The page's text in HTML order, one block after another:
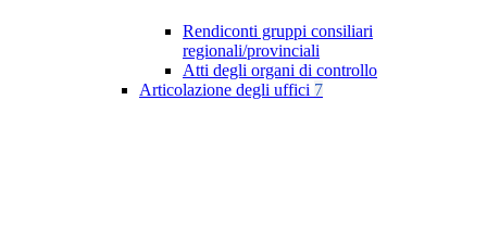
Rendiconti gruppi consiliari
regionali/provinciali
Atti degli organi di controllo
Articolazione degli uffici 7